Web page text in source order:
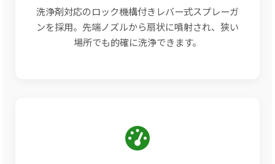
洗浄剤対応のロック機構付きレバー式スプレーガ
ンを採用。先端ノズルから扇状に噴射され、狭い
場所でも的確に洗浄できます。